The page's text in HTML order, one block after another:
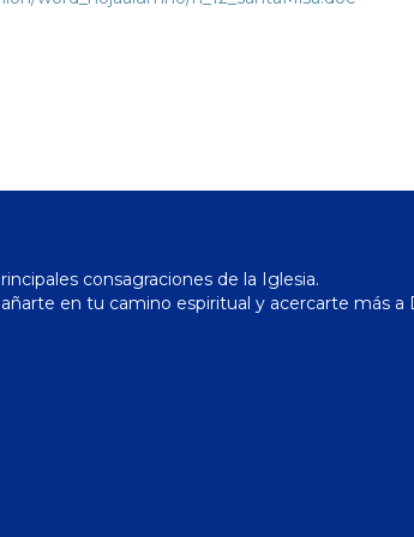
consagraciones de la Iglesia.
en tu camino espiritual y acercarte más a